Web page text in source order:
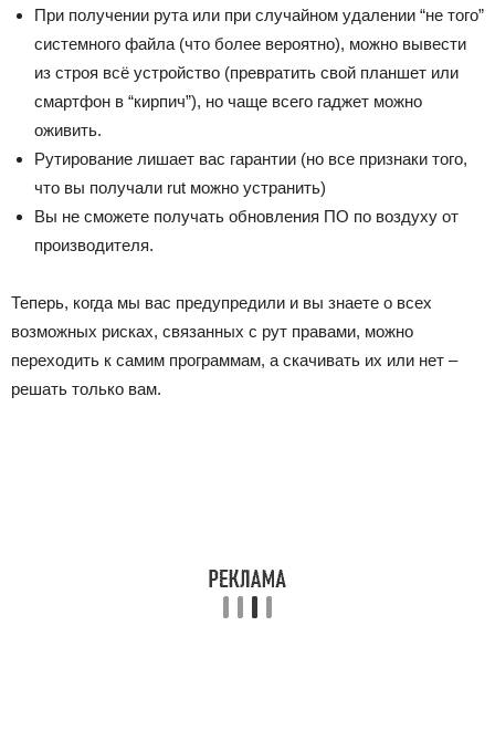
При получении рута или при случайном удалении “не того”
системного файла (что более вероятно), можно вывести
из строя всё устройство (превратить свой планшет или
смартфон в “кирпич”), но чаще всего гаджет можно
оживить.
Рутирование лишает вас гарантии (но все признаки того,
что вы получали rut можно устранить)
Вы не сможете получать обновления ПО по воздуху от
производителя.
Теперь, когда мы вас предупредили и вы знаете о всех
возможных рисках, связанных с рут правами, можно
переходить к самим программам, а скачивать их или нет –
решать только вам.